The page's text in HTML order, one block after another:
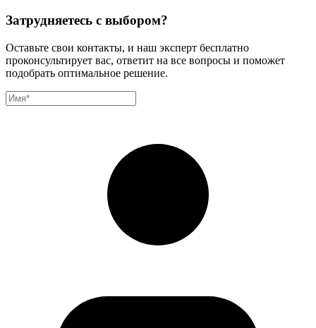
Затрудняетесь с выбором?
Оставьте свои контакты, и наш эксперт бесплатно
проконсультирует вас, ответит на все вопросы и поможет
подобрать оптимальное решение.